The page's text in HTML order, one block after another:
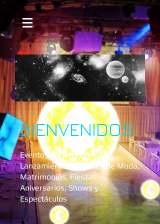
BIENVENIDOS
Eventos Corporativos,
Lanzamientos, Desfiles de Moda,
Matrimonios, Fiestas,
Aniversarios, Shows y
Espectáculos